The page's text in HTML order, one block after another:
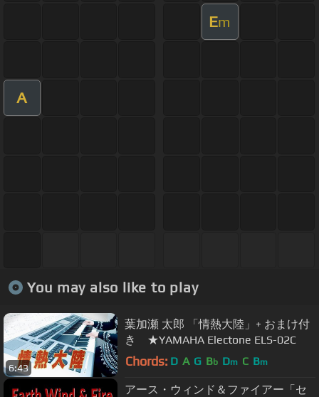
Em
A
You may also like to play
6:43
葉加瀬 太郎 「情熱大陸」+ おまけ付
き ★YAMAHA Electone ELS-02C
Chords: D A G Bb Dm C Bm
アース・ウィンド＆ファイアー「セ